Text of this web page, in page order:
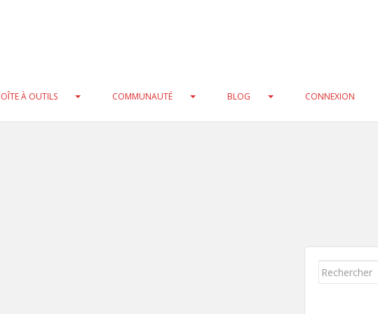
cast instead in
À OUTILS COMMUNAUTÉ BLOG CONNEXION
Rechercher...